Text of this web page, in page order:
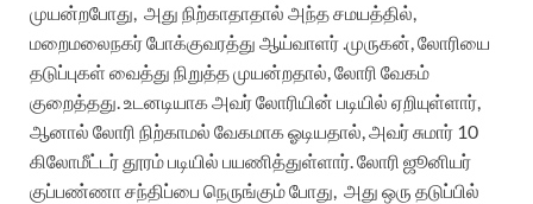
முயன்றபோது, அது நிற்காதாதால் அந்த சமயத்தில்,
மறைமலைநகர் போக்குவரத்து ஆய்வாளர் .முருகன், லோரியை
தடுப்புகள் வைத்து நிறுத்த முயன்றதால், லோரி வேகம்
குறைத்தது. உடனடியாக அவர் லோரியின் படியில் ஏறியுள்ளார்,
ஆனால் லோரி நிற்காமல் வேகமாக ஓடியதால், அவர் சுமார் 10
கிலோமீட்டர் தூரம்படியில் பயணித்துள்ளார். லோரி ஜூனியர்
குப்பண்ணா சந்திப்பை நெருங்கும் போது, அது ஒரு தடுப்பில்